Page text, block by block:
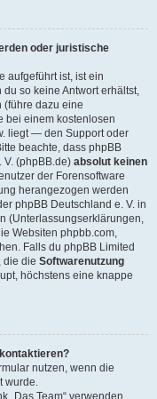
oder juristische
aufgeführt ist, ist ein
so keine Antwort erhältst,
(führe dazu eine
bei einem kostenlosen
liegt — den Support oder
beachte, dass phpBB
V. (phpBB.de) absolut keinen
der Forensoftware
herangezogen werden
phpBB Deutschland e. V. in
(Unterlassungserklärungen,
Websiten phpbb.com,
Falls du phpBB Limited
die die Softwarenutzung
höchstens eine knappe
nutzen, wenn die
wurde.
„Das Team“ verwenden.